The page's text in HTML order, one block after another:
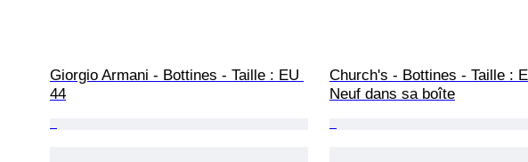
Giorgio Armani - Bottines - Taille : EU
44
Church's - Bottines - Taille :
Neuf dans sa boîte